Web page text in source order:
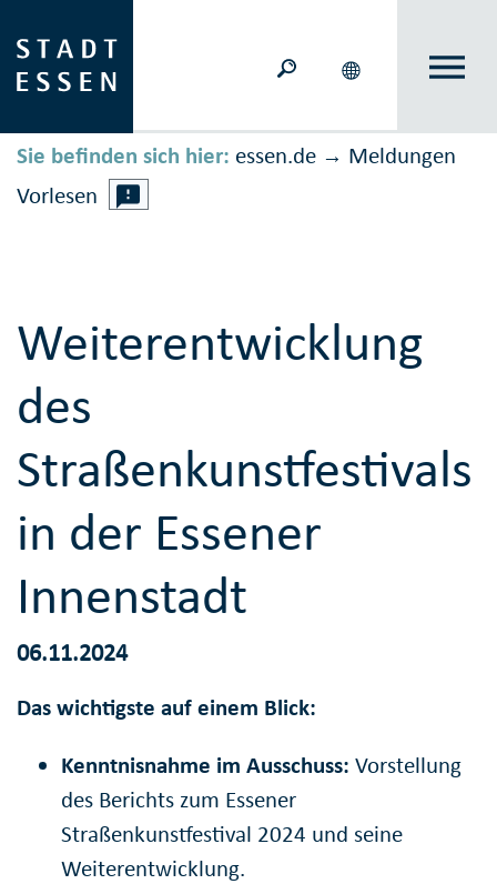
Sie befinden sich hier: essen.de → Meldungen
Vorlesen
Weiterentwicklung
des
Straßenkunstfestivals
in der Essener
Innenstadt
06.11.2024
Das wichtigste auf einem Blick:
Kenntnisnahme im Ausschuss: Vorstellung
des Berichts zum Essener
Straßenkunstfestival 2024 und seine
Weiterentwicklung.